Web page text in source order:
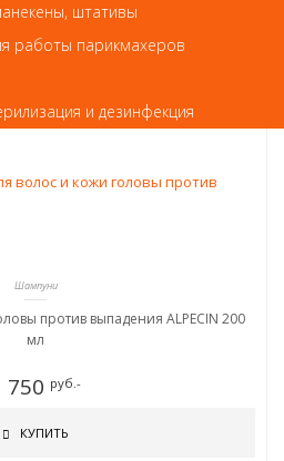
Шампуни
против выпадения ALPECIN 200
мл
750 руб.-
КУПИТЬ
штативы
работы парикмахеров
и дезинфекция